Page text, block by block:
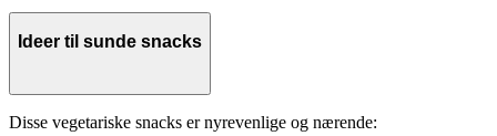
Ideer til sunde snacks
Disse vegetariske snacks er nyrevenlige og nærende: